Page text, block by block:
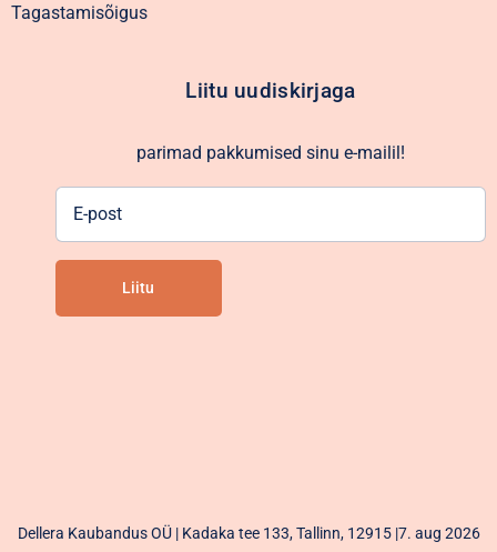
Tagastamisõigus
Liitu uudiskirjaga
parimad pakkumised sinu e-mailil!
Liitu
Dellera Kaubandus OÜ | Kadaka tee 133, Tallinn, 12915 |7. aug 2026